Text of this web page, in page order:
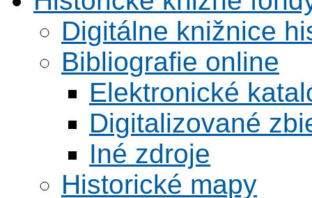
Digitálne knižnice
Bibliografie online
Elektronické
Digitalizované
Iné zdroje
Historické mapy